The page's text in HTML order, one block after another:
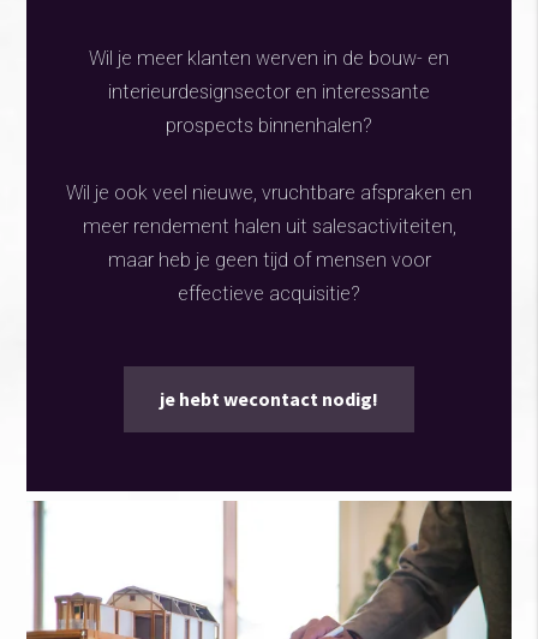
Wil je meer klanten werven in de bouw- en
interieurdesignsector en interessante
prospects binnenhalen?
Wil je ook veel nieuwe, vruchtbare afspraken en
meer rendement halen uit salesactiviteiten,
maar heb je geen tijd of mensen voor
effectieve acquisitie?
je hebt wecontact nodig!